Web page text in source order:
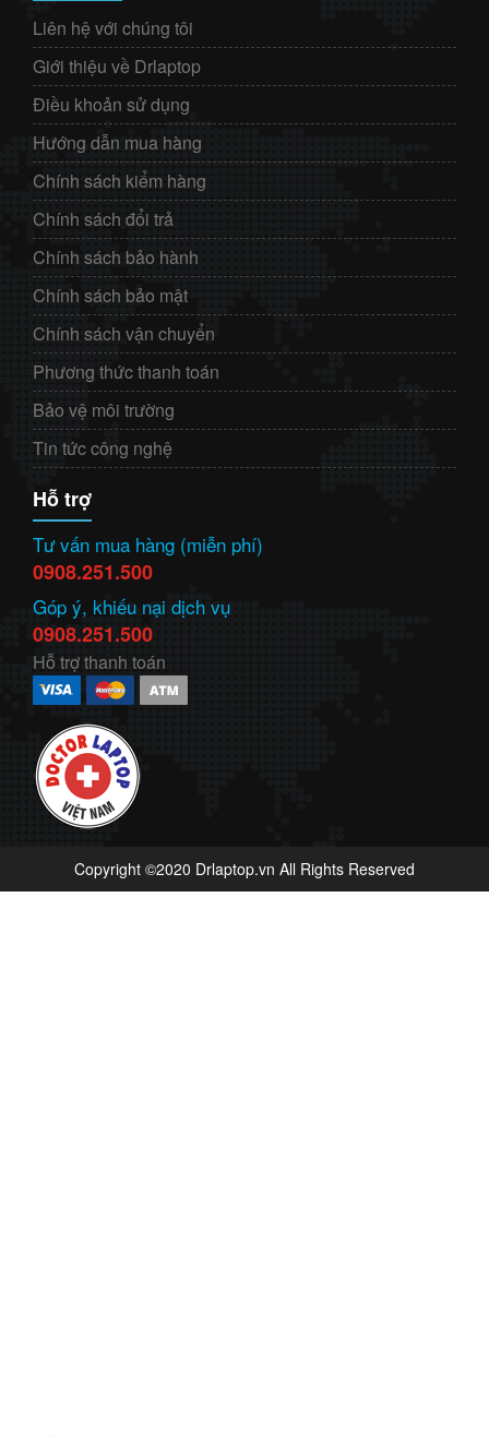
Liên hệ với chúng tôi
Giới thiệu về Drlaptop
Điều khoản sử dụng
Hướng dẫn mua hàng
Chính sách kiểm hàng
Chính sách đổi trả
Chính sách bảo hành
Chính sách bảo mật
Chính sách vận chuyển
Phương thức thanh toán
Bảo vệ môi trường
Tin tức công nghệ
Hỗ trợ
Tư vấn mua hàng (miễn phí)
0908.251.500
Góp ý, khiếu nại dịch vụ
0908.251.500
Hỗ trợ thanh toán
Copyright ©2020 Drlaptop.vn All Rights Reserved